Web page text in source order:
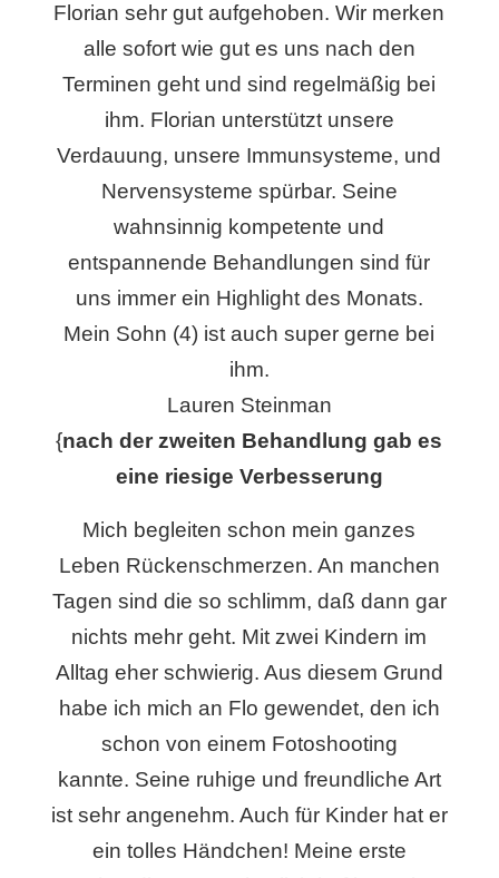
Florian sehr gut aufgehoben. Wir merken
alle sofort wie gut es uns nach den
Terminen geht und sind regelmäßig bei
ihm. Florian unterstützt unsere
Verdauung, unsere Immunsysteme, und
Nervensysteme spürbar. Seine
wahnsinnig kompetente und
entspannende Behandlungen sind für
uns immer ein Highlight des Monats.
Mein Sohn (4) ist auch super gerne bei
ihm.
Lauren Steinman
{nach der zweiten Behandlung gab es
eine riesige Verbesserung
Mich begleiten schon mein ganzes
Leben Rückenschmerzen. An manchen
Tagen sind die so schlimm, daß dann gar
nichts mehr geht. Mit zwei Kindern im
Alltag eher schwierig. Aus diesem Grund
habe ich mich an Flo gewendet, den ich
schon von einem Fotoshooting
kannte. Seine ruhige und freundliche Art
ist sehr angenehm. Auch für Kinder hat er
ein tolles Händchen! Meine erste